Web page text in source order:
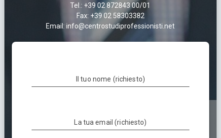
Tel.: +39 02 872843 00/01
Fax: +39 02 58303382
Email: info@centrostudiprofessionisti.net
Il tuo nome (richiesto)
La tua email (richiesto)